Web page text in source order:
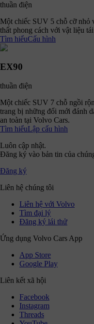
thuần điện
Một chiếc SUV 5 chỗ cỡ nhỏ
thất phong cách với vật liệu
Tìm hiểuCấu hình
EX90
thuần điện
Một chiếc SUV 7 chỗ ngồi
trang bị những đổi mới đánh
an toàn tại Volvo Cars.
Tìm hiểuLập cấu hình